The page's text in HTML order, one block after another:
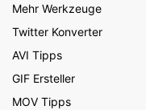
Mehr Werkzeuge
Twitter Konverter
AVI Tipps
GIF Ersteller
MOV Tipps